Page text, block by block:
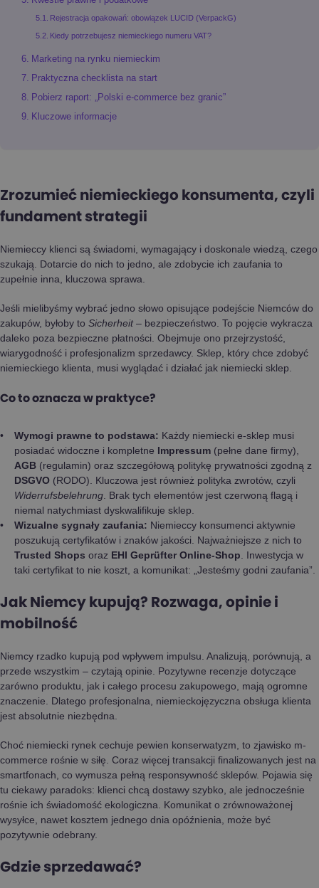
Rejestracja opakowań: obowiązek LUCID (VerpackG)
Kiedy potrzebujesz niemieckiego numeru VAT?
Marketing na rynku niemieckim
Praktyczna checklista na start
Pobierz raport: „Polski e-commerce bez granic”
Kluczowe informacje
Zrozumieć niemieckiego konsumenta, czyli
fundament strategii
Niemieccy klienci są świadomi, wymagający i doskonale wiedzą, czego
szukają. Dotarcie do nich to jedno, ale zdobycie ich zaufania to
zupełnie inna, kluczowa sprawa.
Jeśli mielibyśmy wybrać jedno słowo opisujące podejście Niemców do
zakupów, byłoby to Sicherheit– bezpieczeństwo. To pojęcie wykracza
daleko poza bezpieczne płatności. Obejmuje ono przejrzystość,
wiarygodność i profesjonalizm sprzedawcy. Sklep, który chce zdobyć
niemieckiego klienta, musi wyglądać i działać jak niemiecki sklep.
Co to oznacza w praktyce?
Wymogi prawne to podstawa: Każdy niemiecki e-sklep musi
posiadać widoczne i kompletne Impressum (pełne dane firmy),
AGB (regulamin) oraz szczegółową politykę prywatności zgodną z
DSGVO (RODO). Kluczowa jest również polityka zwrotów, czyli
Widerrufsbelehrung . Brak tych elementów jest czerwoną flagą i
niemal natychmiast dyskwalifikuje sklep.
Wizualne sygnały zaufania: Niemieccy konsumenci aktywnie
poszukują certyfikatów i znaków jakości. Najważniejsze z nich to
Trusted Shops oraz EHI Geprüfter Online-Shop . Inwestycja w
taki certyfikat to nie koszt, a komunikat: „Jesteśmy godni zaufania”.
Jak Niemcy kupują? Rozwaga, opinie i
mobilność
Niemcy rzadko kupują pod wpływem impulsu. Analizują, porównują, a
przede wszystkim – czytają opinie. Pozytywne recenzje dotyczące
zarówno produktu, jak i całego procesu zakupowego, mają ogromne
znaczenie. Dlatego profesjonalna, niemieckojęzyczna obsługa klienta
jest absolutnie niezbędna.
Choć niemiecki rynek cechuje pewien konserwatyzm, to zjawisko m-
commerce rośnie w siłę. Coraz więcej transakcji finalizowanych jest na
smartfonach, co wymusza pełną responsywność sklepów. Pojawia się
tu ciekawy paradoks: klienci chcą dostawy szybko, ale jednocześnie
rośnie ich świadomość ekologiczna. Komunikat o zrównoważonej
wysyłce, nawet kosztem jednego dnia opóźnienia, może być
pozytywnie odebrany.
Gdzie sprzedawać?